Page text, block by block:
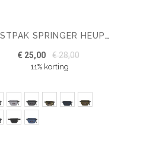
EASTPAK SPRINGER HEUPTAS
€ 25,00 € 28,00
11% korting